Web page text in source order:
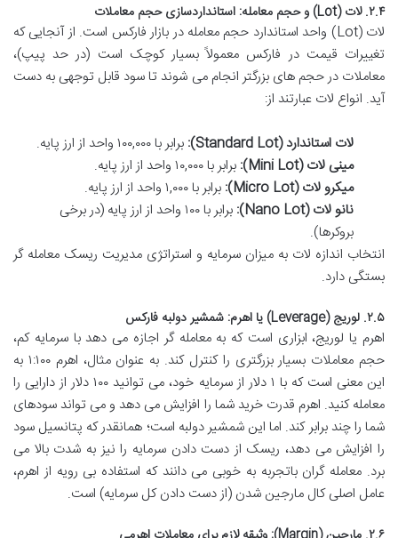
۲.۴. لات (Lot) و حجم معامله: استانداردسازی حجم معاملات
لات (Lot) واحد استاندارد حجم معامله در بازار فارکس است. از آنجایی که
تغییرات قیمت در فارکس معمولاً بسیار کوچک است (در حد پیپ)،
معاملات در حجم های بزرگتر انجام می شوند تا سود قابل توجهی به دست
آید. انواع لات عبارتند از:
لات استاندارد (Standard Lot):
برابر با ۱۰۰,۰۰۰ واحد از ارز پایه.
مینی لات (Mini Lot):
برابر با ۱۰,۰۰۰ واحد از ارز پایه.
میکرو لات (Micro Lot):
برابر با ۱,۰۰۰ واحد از ارز پایه.
نانو لات (Nano Lot):
برابر با ۱۰۰ واحد از ارز پایه (در برخی
بروکرها).
انتخاب اندازه لات به میزان سرمایه و استراتژی مدیریت ریسک معامله گر
بستگی دارد.
۲.۵. لوریج (Leverage) یا اهرم: شمشیر دولبه فارکس
اهرم یا لوریج، ابزاری است که به معامله گر اجازه می دهد با سرمایه کم،
حجم معاملات بسیار بزرگتری را کنترل کند. به عنوان مثال، اهرم ۱:۱۰۰ به
این معنی است که با ۱ دلار از سرمایه خود، می توانید ۱۰۰ دلار از دارایی را
معامله کنید. اهرم قدرت خرید شما را افزایش می دهد و می تواند سودهای
شما را چند برابر کند. اما این شمشیر دولبه است؛ همانقدر که پتانسیل سود
را افزایش می دهد، ریسک از دست دادن سرمایه را نیز به شدت بالا می
برد. معامله گران باتجربه به خوبی می دانند که استفاده بی رویه از اهرم،
عامل اصلی کال مارجین شدن (از دست دادن کل سرمایه) است.